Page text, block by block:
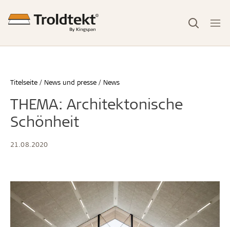
Titelseite News und presse News
THEMA: Architektonische
Schönheit
21.08.2020